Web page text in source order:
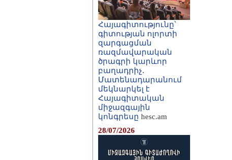
Հայագիտությունը՝
գիտության ոլորտի
զարգացման
ռազմավարական
ծրագրի կարևոր
բաղադրիչ․
Մատենադարանում
մեկնարկել է
Հայագիտական
միջազգային
կոնգրեսը hesc.am
28/07/2026